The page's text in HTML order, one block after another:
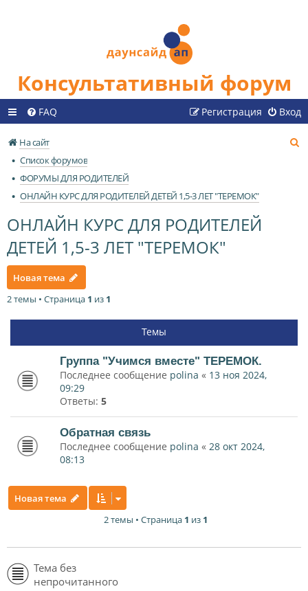
Консультативный форум
FAQ Вход
Регистрация
На сайт
Список форумов
ФОРУМЫ ДЛЯ РОДИТЕЛЕЙ
ОНЛАЙН КУРС ДЛЯ РОДИТЕЛЕЙ ДЕТЕЙ 1,5-3 ЛЕТ "ТЕРЕМОК"
ОНЛАЙН КУРС ДЛЯ РОДИТЕЛЕЙ
ДЕТЕЙ 1,5-3 ЛЕТ "ТЕРЕМОК"
Новая тема
2 темы • Страница 1 из 1
Темы
Группа "Учимся вместе" ТЕРЕМОК.
Последнее сообщение polina « 13 ноя 2024,
09:29
Ответы: 5
Обратная связь
Последнее сообщение polina « 28 окт 2024,
08:13
Новая тема
2 темы • Страница 1 из 1
Тема без
непрочитанного